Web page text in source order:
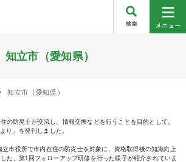
知立市（愛知県）
知立市（愛知県）
の防災士が交流し、情報交換などを行うことを目的として、
り」を発刊しました。
市役所で市内在住の防災士を対象に、資格取得後の知識向上
た、第1回フォローアップ研修を行った様子が紹介されていま